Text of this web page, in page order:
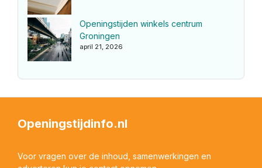
Openingstijden winkels centrum
Groningen
april 21, 2026
Openingstijdinfo.nl
Voor vragen over de inhoud, samenwerkingen en